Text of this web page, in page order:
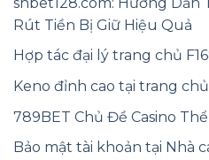
Rút Tiền Bị Giữ Hiệu Quả
Hợp tác đại lý trang chủ
Keno đỉnh cao tại trang chủ
789BET Chủ Đề Casino
Bảo mật tài khoản tại Nhà